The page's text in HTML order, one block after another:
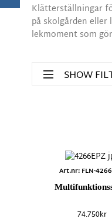
Klätterställningar
på skolgården
lekmoment som
SHOW
Acrobat
Aspö
Dino
Art.nr: FLN-
74.750kr